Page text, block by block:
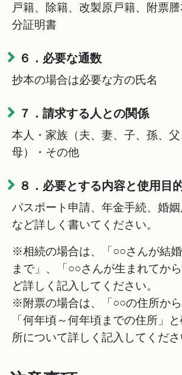
戸籍、除籍、改製原戸籍、附票
分証明書
６．必要な通数
抄本の場合は必要な方の氏名
７．請求する人との関係
本人・家族（夫、妻、子、孫、
母）・その他
８．必要とする内容と使用目
パスポート申請、年金手続、婚
など詳しく書いてください。
※相続の場合は、「○○さんが結
まで」、「○○さんが生まれてか
ど詳しく記入してください。
※附票の場合は、「○○の住所から
「何年頃～何年頃までの住所」
所について詳しく記入してくださ